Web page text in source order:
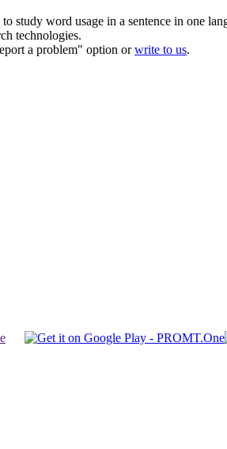
word usage in a sentence in one
technologies.
a problem" option orwrite to us.